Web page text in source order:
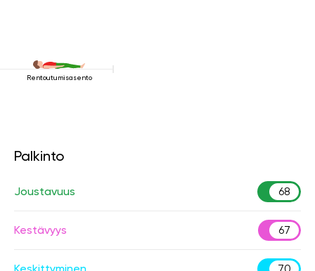
Rentoutumisasento
Palkinto
Joustavuus 68
Kestävyys 67